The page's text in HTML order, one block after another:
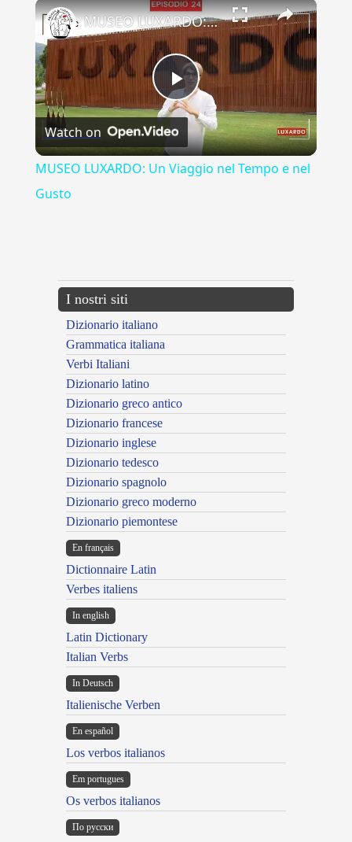
×
Play
Video
MUSEO LUXARDO: Un Viaggio nel Tempo e nel Gusto
Watch on
MUSEO LUXARDO: Un Viaggio nel Tempo e nel
Gusto
I nostri siti
Dizionario italiano
Grammatica italiana
Verbi Italiani
Dizionario latino
Dizionario greco antico
Dizionario francese
Dizionario inglese
Dizionario tedesco
Dizionario spagnolo
Dizionario greco moderno
Dizionario piemontese
En français
Dictionnaire Latin
Verbes italiens
In english
Latin Dictionary
Italian Verbs
In Deutsch
Italienische Verben
En español
Los verbos italianos
Em portugues
Os verbos italianos
По русски